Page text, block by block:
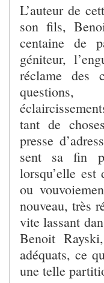
L’auteur de
son fils,
centaine de
géniteur,
réclame des
tant de
presse
sent sa fin
lorsqu’elle est
ou
nouveau, très
vite lassant
Benoit
adéquats, ce
une telle